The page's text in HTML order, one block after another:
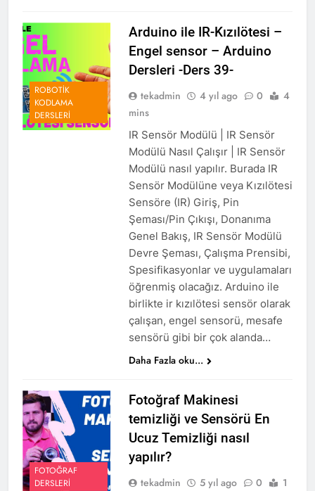
ROBOTIK
KODLAMA
DERSLERI
Arduino ile IR-Kızılötesi –
Engel sensor – Arduino
Dersleri -Ders 39-
tekadmin 4 yıl ago 0
4
mins
IR Sensör Modülü | IR Sensör
Modülü Nasıl Çalışır | IR Sensör
Modülü nasıl yapılır. Burada IR
Sensör Modülüne veya Kızılötesi
Sensöre (IR) Giriş, Pin
Şeması/Pin Çıkışı, Donanıma
Genel Bakış, IR Sensör Modülü
Devre Şeması, Çalışma Prensibi,
Spesifikasyonlar ve uygulamaları
öğrenmiş olacağız. Arduino ile
birlikte ir kızılötesi sensör olarak
çalışan, engel sensorü, mesafe
sensörü gibi bir çok alanda…
Daha Fazla oku...
FOTOĞRAF
DERSLERI
Fotoğraf Makinesi
temizliği ve Sensörü En
Ucuz Temizliği nasıl
yapılır?
tekadmin 5 yıl ago 0
1